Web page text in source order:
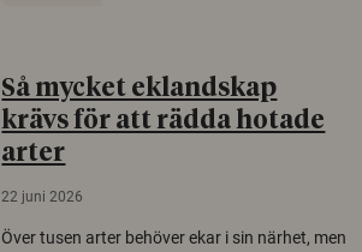
Så mycket eklandskap
krävs för att rädda hotade
arter
22 juni 2026
Över tusen arter behöver ekar i sin närhet, men